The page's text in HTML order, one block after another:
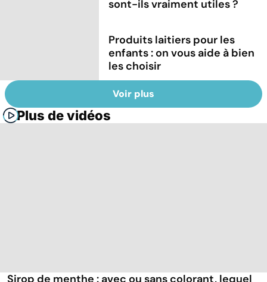
sont-ils vraiment utiles ?
Produits laitiers pour les
enfants : on vous aide à bien
les choisir
Voir plus
Plus de vidéos